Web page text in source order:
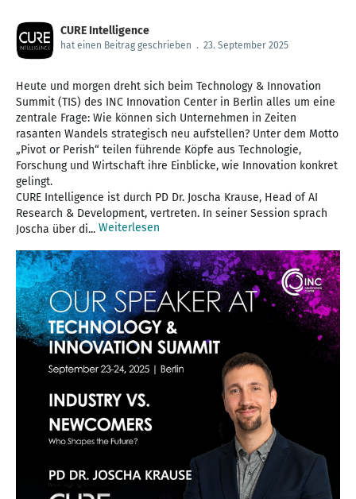
CURE Intelligence
hat einen Beitrag geschrieben . 23. September 2025
Heute und morgen dreht sich beim Technology & Innovation
Summit (TIS) des INC Innovation Center in Berlin alles um eine
zentrale Frage: Wie können sich Unternehmen in Zeiten
rasanten Wandels strategisch neu aufstellen? Unter dem Motto
„Pivot or Perish“ teilen führende Köpfe aus Technologie,
Forschung und Wirtschaft ihre Einblicke, wie Innovation konkret
gelingt.
CURE Intelligence ist durch PD Dr. Joscha Krause, Head of AI
Research & Development, vertreten. In seiner Session sprach
Joscha über di... Weiterlesen